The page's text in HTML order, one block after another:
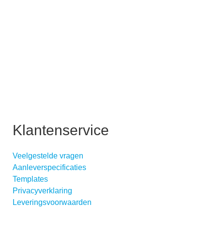
Klantenservice
Veelgestelde vragen
Aanleverspecificaties
Templates
Privacyverklaring
Leveringsvoorwaarden